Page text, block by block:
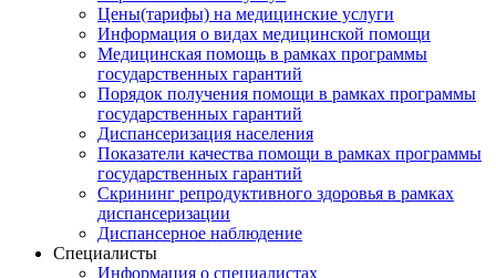
Цены(тарифы) на медицинские услуги
Информация о видах медицинской помощи
Медицинская помощь в рамках программы
государственных гарантий
Порядок получения помощи в рамках программы
государственных гарантий
Диспансеризация населения
Показатели качества помощи в рамках программы
государственных гарантий
Скрининг репродуктивного здоровья в рамках
диспансеризации
Диспансерное наблюдение
Специалисты
Информация о специалистах